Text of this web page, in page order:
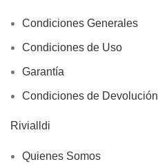
Condiciones Generales
Condiciones de Uso
Garantía
Condiciones de Devolución
Rivialldi
Quienes Somos